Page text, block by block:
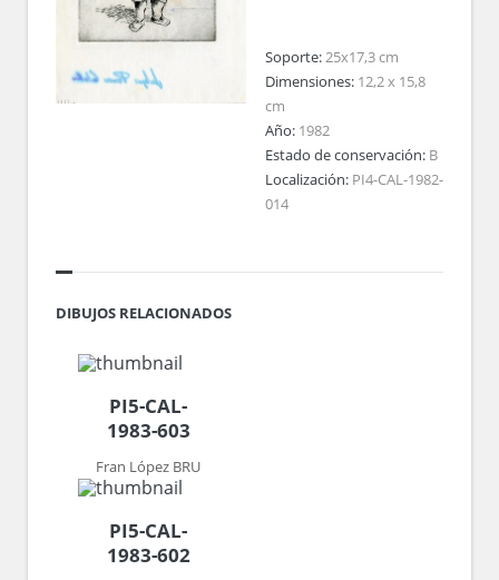
Soporte:25x17,3 cm
Dimensiones: 12,2 x 15,8
cm
Año: 1982
Estado de conservación: B
Localización: PI4-CAL-1982-
014
DIBUJOS RELACIONADOS
PI5-CAL-
1983-603
Fran López BRU
PI5-CAL-
1983-602